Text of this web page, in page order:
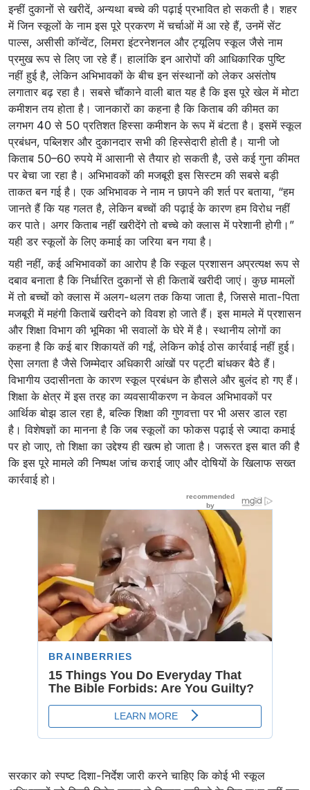
इन्हीं दुकानों से खरीदें, अन्यथा बच्चे की पढ़ाई प्रभावित हो सकती है। शहर
में जिन स्कूलों के नाम इस पूरे प्रकरण में चर्चाओं में आ रहे हैं, उनमें सेंट
पाल्स, असीसी कॉन्वेंट, लिमरा इंटरनेशनल और ट्यूलिप स्कूल जैसे नाम
प्रमुख रूप से लिए जा रहे हैं। हालांकि इन आरोपों की आधिकारिक पुष्टि
नहीं हुई है, लेकिन अभिभावकों के बीच इन संस्थानों को लेकर असंतोष
लगातार बढ़ रहा है। सबसे चौंकाने वाली बात यह है कि इस पूरे खेल में मोटा
कमीशन तय होता है। जानकारों का कहना है कि किताब की कीमत का
लगभग 40 से 50 प्रतिशत हिस्सा कमीशन के रूप में बंटता है। इसमें स्कूल
प्रबंधन, पब्लिशर और दुकानदार सभी की हिस्सेदारी होती है। यानी जो
किताब 50–60 रुपये में आसानी से तैयार हो सकती है, उसे कई गुना कीमत
पर बेचा जा रहा है। अभिभावकों की मजबूरी इस सिस्टम की सबसे बड़ी
ताकत बन गई है। एक अभिभावक ने नाम न छापने की शर्त पर बताया, “हम
जानते हैं कि यह गलत है, लेकिन बच्चों की पढ़ाई के कारण हम विरोध नहीं
कर पाते। अगर किताब नहीं खरीदेंगे तो बच्चे को क्लास में परेशानी होगी।”
यही डर स्कूलों के लिए कमाई का जरिया बन गया है।
यही नहीं, कई अभिभावकों का आरोप है कि स्कूल प्रशासन अप्रत्यक्ष रूप से
दबाव बनाता है कि निर्धारित दुकानों से ही किताबें खरीदी जाएं। कुछ मामलों
में तो बच्चों को क्लास में अलग-थलग तक किया जाता है, जिससे माता-पिता
मजबूरी में महंगी किताबें खरीदने को विवश हो जाते हैं। इस मामले में प्रशासन
और शिक्षा विभाग की भूमिका भी सवालों के घेरे में है। स्थानीय लोगों का
कहना है कि कई बार शिकायतें की गईं, लेकिन कोई ठोस कार्रवाई नहीं हुई।
ऐसा लगता है जैसे जिम्मेदार अधिकारी आंखों पर पट्टी बांधकर बैठे हैं।
विभागीय उदासीनता के कारण स्कूल प्रबंधन के हौसले और बुलंद हो गए हैं।
शिक्षा के क्षेत्र में इस तरह का व्यवसायीकरण न केवल अभिभावकों पर
आर्थिक बोझ डाल रहा है, बल्कि शिक्षा की गुणवत्ता पर भी असर डाल रहा
है। विशेषज्ञों का मानना है कि जब स्कूलों का फोकस पढ़ाई से ज्यादा कमाई
पर हो जाए, तो शिक्षा का उद्देश्य ही खत्म हो जाता है। जरूरत इस बात की है
कि इस पूरे मामले की निष्पक्ष जांच कराई जाए और दोषियों के खिलाफ सख्त
कार्रवाई हो।
सरकार को स्पष्ट दिशा-निर्देश जारी करने चाहिए कि कोई भी स्कूल